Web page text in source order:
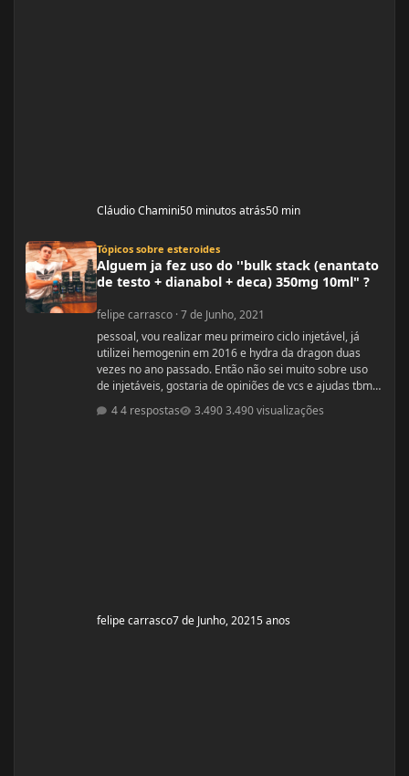
Cláudio Chamini50 minutos atrás50 min
Alguem ja fez uso do ''bulk stack (enantato de testo + dianabol + deca)
Tópicos sobre esteroides
Alguem ja fez uso do ''bulk stack (enantato
de testo + dianabol + deca) 350mg 10ml" ?
felipe carrasco ·7 de Junho, 2021
pessoal, vou realizar meu primeiro ciclo injetável, já
utilizei hemogenin em 2016 e hydra da dragon duas
vezes no ano passado. Então não sei muito sobre uso
de injetáveis, gostaria de opiniões de vcs e ajudas tbm
são bem vindas estava procurando e achei esse bulk
stack que é formado por ENANTATO DE
4 respostas 3.490 visualizações
felipe carrasco7 de Junho, 20215 anos